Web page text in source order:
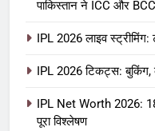
पाकिस्तान ने ICC और
IPL 2026 लाइव
IPL 2026 टिकट्स: बुकिंग,
IPL Net Worth 2026:
पूरा विश्लेषण